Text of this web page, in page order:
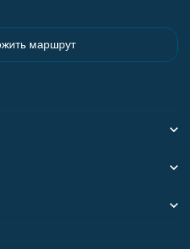
маршрут